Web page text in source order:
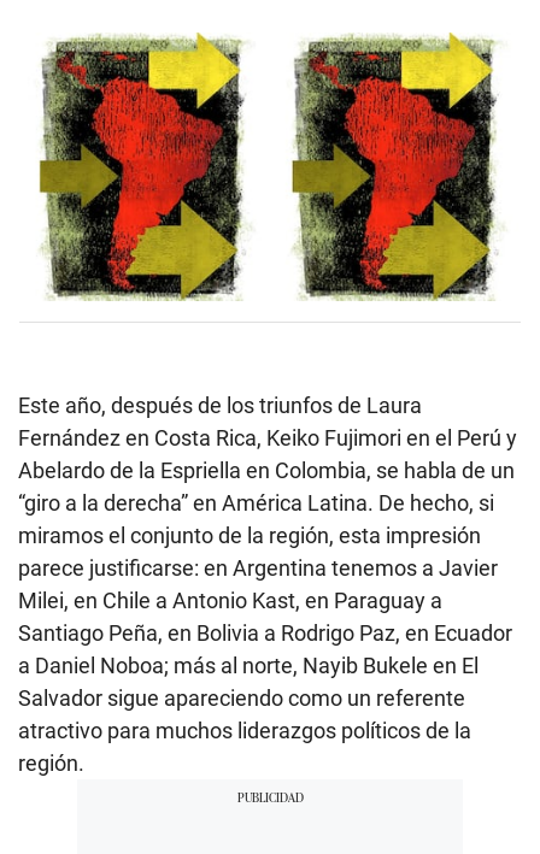
Este año, después de los triunfos de Laura
Fernández en Costa Rica, Keiko Fujimori en el Perú y
Abelardo de la Espriella en Colombia, se habla de un
“giro a la derecha” en América Latina. De hecho, si
miramos el conjunto de la región, esta impresión
parece justificarse: en Argentina tenemos a Javier
Milei, en Chile a Antonio Kast, en Paraguay a
Santiago Peña, en Bolivia a Rodrigo Paz, en Ecuador
a Daniel Noboa; más al norte, Nayib Bukele en El
Salvador sigue apareciendo como un referente
atractivo para muchos liderazgos políticos de la
región.